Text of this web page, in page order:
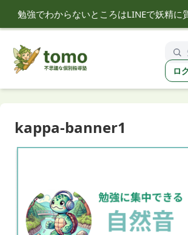
勉強でわからないところはLINEで妖精に
tomo ロ
kappa-banner1